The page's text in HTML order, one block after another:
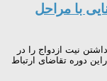
با مراحل
نیت ازدواج را در
دارد،دراین دوره تقاضای ارتباط